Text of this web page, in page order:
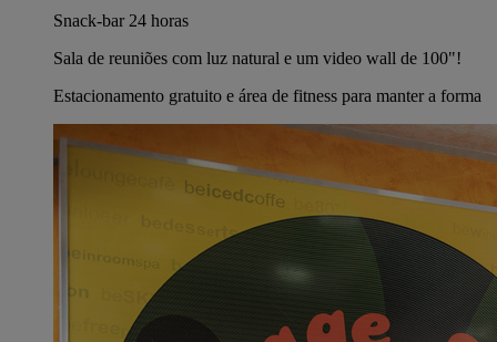
Snack-bar 24 horas
Sala de reuniões com luz natural e um video wall de 100"!
Estacionamento gratuito e área de fitness para manter a forma